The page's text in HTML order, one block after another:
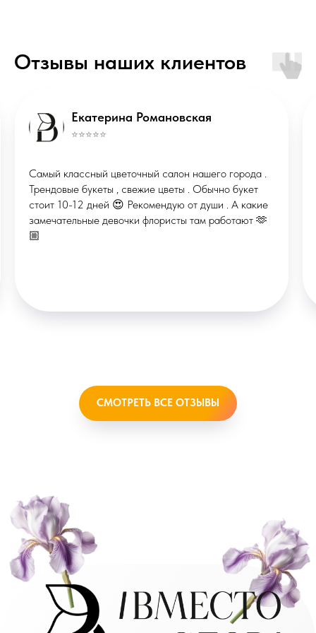
Отзывы наших клиентов
Екатерина Романовская
⭐️⭐️⭐️⭐️⭐️
Самый классный цветочный салон нашего города .
Трендовые букеты , свежие цветы . Обычно букет
стоит 10-12 дней 😍 Рекомендую от души . А какие
замечательные девочки флористы там работают 🫶
🏼
СМОТРЕТЬ ВСЕ ОТЗЫВЫ
ОГРНИП: 322508100086457
ИНН: 290133613496
*Instagram запрещённая соцсеть в
РФ
© ВМЕСТО СЛОВ, 2026
STUDIORUSSIA
X
Сделано в
СТУДИЯ ВЕБДИЗАЙНА